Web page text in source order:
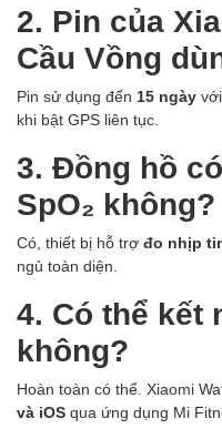
2. Pin của
Cầu Vồng
Pin sử dụng đến 15 ngày
khi bật GPS liên tục.
3. Đồng hồ
SpO₂ không?
Có, thiết bị hỗ trợ đo nhịp
ngủ toàn diện.
4. Có thể kết
không?
Hoàn toàn có thể. Xiaomi
và iOS qua ứng dụng Mi